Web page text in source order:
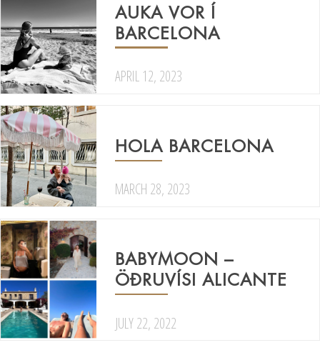
AUKA VOR Í
BARCELONA
APRIL 12, 2023
HOLA BARCELONA
MARCH 28, 2023
BABYMOON –
ÖÐRUVÍSI ALICANTE
JULY 22, 2022